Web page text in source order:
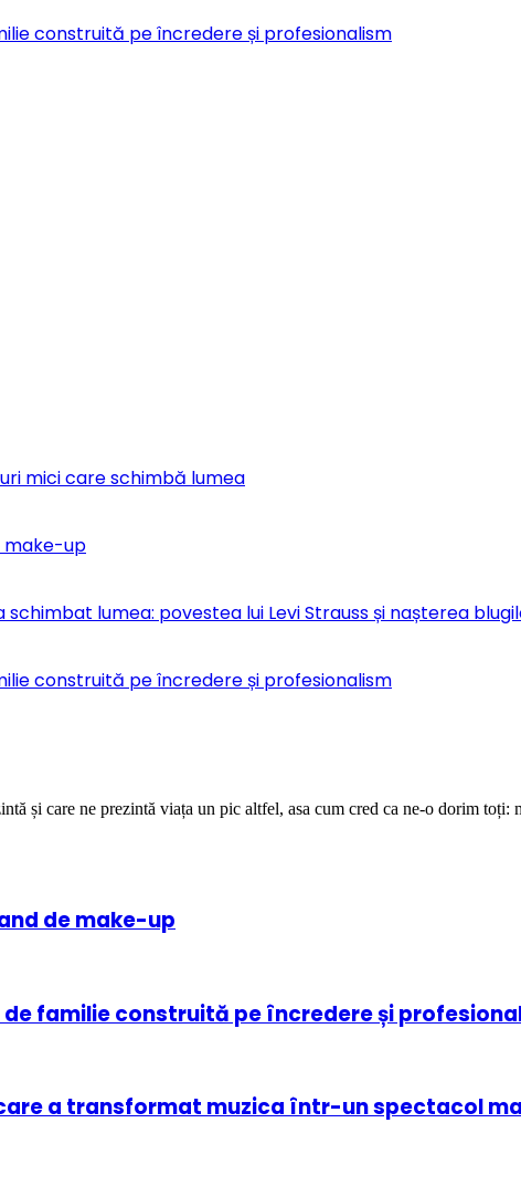
construită pe încredere și profesionalism
mici care schimbă lumea
make-up
lumea: povestea lui Levi Strauss și nașterea
construită pe încredere și profesionalism
și care ne prezintă viața un pic altfel, asa cum cred ca ne-o dorim
de make-up
familie construită pe încredere și
a transformat muzica într-un spectacol